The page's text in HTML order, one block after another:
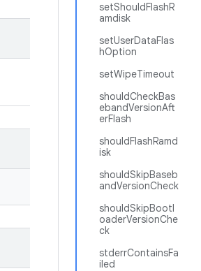
setShouldFlashR
amdisk
setUserDataFlas
hOption
setWipeTimeout
shouldCheckBas
ebandVersionAft
erFlash
shouldFlashRamd
isk
shouldSkipBaseb
andVersionCheck
shouldSkipBootl
oaderVersionChe
ck
stderrContainsFa
iled